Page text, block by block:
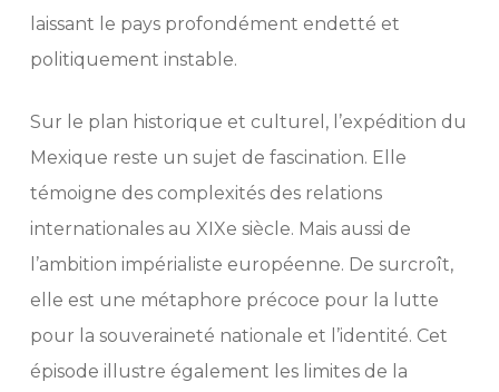
laissant le pays profondément endetté et
politiquement instable.
Sur le plan historique et culturel, l’expédition du
Mexique reste un sujet de fascination. Elle
témoigne des complexités des relations
internationales au XIXe siècle. Mais aussi de
l’ambition impérialiste européenne. De surcroît,
elle est une métaphore précoce pour la lutte
pour la souveraineté nationale et l’identité. Cet
épisode illustre également les limites de la